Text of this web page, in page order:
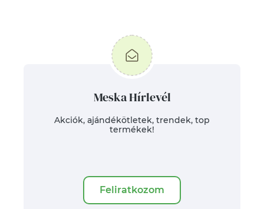
Meska Hírlevél
Akciók, ajándékötletek, trendek, top
termékek!
Feliratkozom